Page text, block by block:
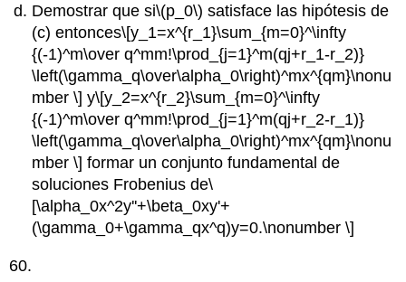
Demostrar que si\(p_0\) satisface las hipótesis de
(c) entonces\[y_1=x^{r_1}\sum_{m=0}^\infty
{(-1)^m\over q^mm!\prod_{j=1}^m(qj+r_1-r_2)}
\left(\gamma_q\over\alpha_0\right)^mx^{qm}\nonu
mber \] y\[y_2=x^{r_2}\sum_{m=0}^\infty
{(-1)^m\over q^mm!\prod_{j=1}^m(qj+r_2-r_1)}
\left(\gamma_q\over\alpha_0\right)^mx^{qm}\nonu
mber \] formar un conjunto fundamental de
soluciones Frobenius de\
[\alpha_0x^2y''+\beta_0xy'+
(\gamma_0+\gamma_qx^q)y=0.\nonumber \]
60.